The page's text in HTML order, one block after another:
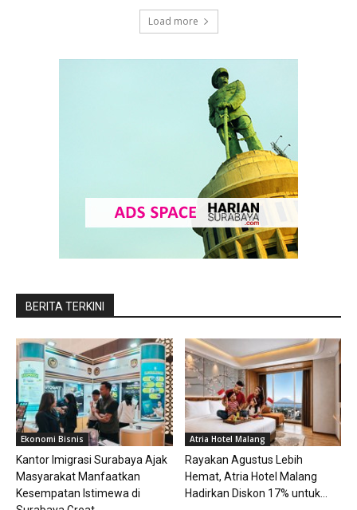
Load more
BERITA TERKINI
Ekonomi Bisnis
Kantor Imigrasi Surabaya Ajak
Masyarakat Manfaatkan
Kesempatan Istimewa di
Atria Hotel Malang
Rayakan Agustus Lebih
Hemat, Atria Hotel Malang
Hadirkan Diskon 17% untuk...